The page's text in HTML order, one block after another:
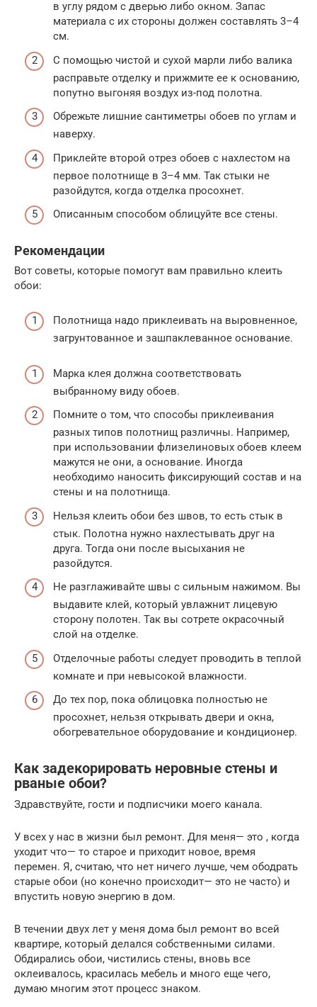
в углу рядом с дверью либо окном. Запас
материала с их стороны должен составлять 3–4
см.
С помощью чистой и сухой марли либо валика
расправьте отделку и прижмите ее к основанию,
попутно выгоняя воздух из-под полотна.
Обрежьте лишние сантиметры обоев по углам и
наверху.
Приклейте второй отрез обоев с нахлестом на
первое полотнище в 3–4 мм. Так стыки не
разойдутся, когда отделка просохнет.
Описанным способом облицуйте все стены.
Рекомендации
Вот советы, которые помогут вам правильно клеить
обои:
Полотнища надо приклеивать на выровненное,
загрунтованное и зашпаклеванное основание.
Марка клея должна соответствовать
выбранному виду обоев.
Помните о том, что способы приклеивания
разных типов полотнищ различны. Например,
при использовании флизелиновых обоев клеем
мажутся не они, а основание. Иногда
необходимо наносить фиксирующий состав и на
стены и на полотнища.
Нельзя клеить обои без швов, то есть стык в
стык. Полотна нужно нахлестывать друг на
друга. Тогда они после высыхания не
разойдутся.
Не разглаживайте швы с сильным нажимом. Вы
выдавите клей, который увлажнит лицевую
сторону полотен. Так вы сотрете окрасочный
слой на отделке.
Отделочные работы следует проводить в теплой
комнате и при невысокой влажности.
До тех пор, пока облицовка полностью не
просохнет, нельзя открывать двери и окна,
обогревательное оборудование и кондиционер.
Как задекорировать неровные стены и
рваные обои?
Здравствуйте, гости и подписчики моего канала.
У всех у нас в жизни был ремонт. Для меня— это , когда
уходит что— то старое и приходит новое, время
перемен. Я, считаю, что нет ничего лучше, чем ободрать
старые обои (но конечно происходит— это не часто) и
впустить новую энергию в дом.
В течении двух лет у меня дома был ремонт во всей
квартире, который делался собственными силами.
Обдирались обои, чистились стены, вновь все
оклеивалось, красилась мебель и много еще чего,
думаю многим этот процесс знаком.